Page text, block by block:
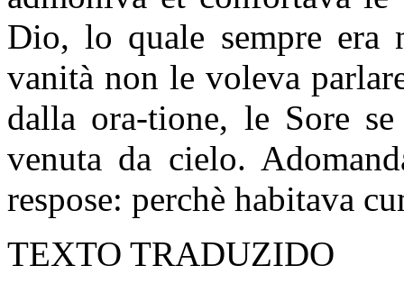
Dio, lo quale sempre era
vanità non le voleva
dalla ora-tione, le Sore
venuta da cielo.
respose: perchè habitava
TEXTO TRADUZIDO